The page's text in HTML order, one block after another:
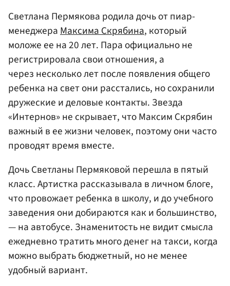
Светлана Пермякова родила дочь от пиар-
менеджера Максима Скрябина, который
моложе ее на 20 лет. Пара официально не
регистрировала свои отношения, а
через несколько лет после появления общего
ребенка на свет они расстались, но сохранили
дружеские и деловые контакты. Звезда
«Интернов» не скрывает, что Максим Скрябин
важный в ее жизни человек, поэтому они часто
проводят время вместе.
Дочь Светланы Пермяковой перешла в пятый
класс. Артистка рассказывала в личном блоге,
что провожает ребенка в школу, и до учебного
заведения они добираются как и большинство,
— на автобусе. Знаменитость не видит смысла
ежедневно тратить много денег на такси, когда
можно выбрать бюджетный, но не менее
удобный вариант.